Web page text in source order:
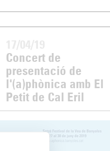
Concert de
presentació de
l'(a)phònica amb El
Petit de Cal Eril